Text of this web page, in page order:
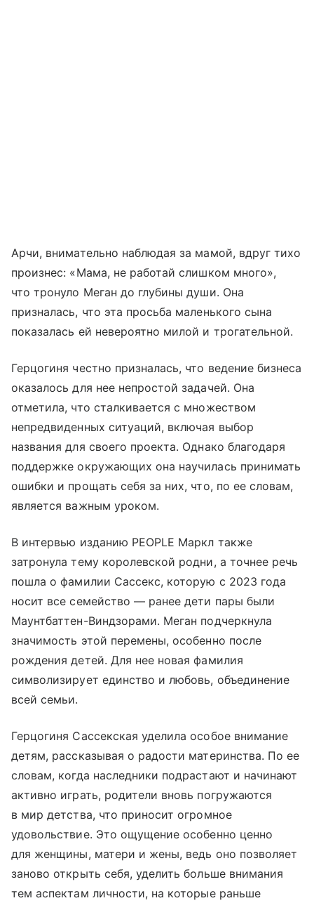
Арчи, внимательно наблюдая за мамой, вдруг тихо
произнес: «Мама, не работай слишком много»,
что тронуло Меган до глубины души. Она
призналась, что эта просьба маленького сына
показалась ей невероятно милой и трогательной.
Герцогиня честно призналась, что ведение бизнеса
оказалось для нее непростой задачей. Она
отметила, что сталкивается с множеством
непредвиденных ситуаций, включая выбор
названия для своего проекта. Однако благодаря
поддержке окружающих она научилась принимать
ошибки и прощать себя за них, что, по ее словам,
является важным уроком.
В интервью изданию PEOPLE Маркл также
затронула тему королевской родни, а точнее речь
пошла о фамилии Сассекс, которую с 2023 года
носит все семейство — ранее дети пары были
Маунтбаттен-Виндзорами. Меган подчеркнула
значимость этой перемены, особенно после
рождения детей. Для нее новая фамилия
символизирует единство и любовь, объединение
всей семьи.
Герцогиня Сассекская уделила особое внимание
детям, рассказывая о радости материнства. По ее
словам, когда наследники подрастают и начинают
активно играть, родители вновь погружаются
в мир детства, что приносит огромное
удовольствие. Это ощущение особенно ценно
для женщины, матери и жены, ведь оно позволяет
заново открыть себя, уделить больше внимания
тем аспектам личности, на которые раньше